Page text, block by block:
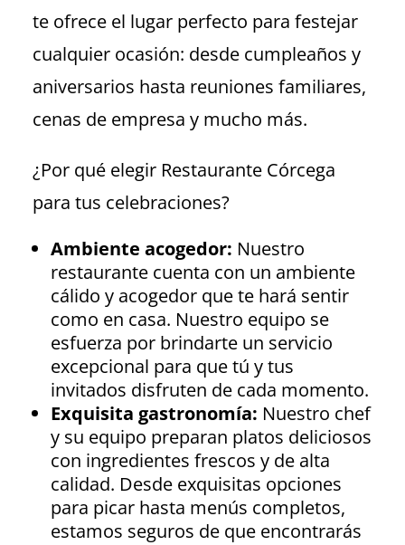
te ofrece el lugar perfecto para festejar
cualquier ocasión: desde cumpleaños y
aniversarios hasta reuniones familiares,
cenas de empresa y mucho más.
¿Por qué elegir Restaurante Córcega
para tus celebraciones?
Ambiente acogedor: Nuestro
restaurante cuenta con un ambiente
cálido y acogedor que te hará sentir
como en casa. Nuestro equipo se
esfuerza por brindarte un servicio
excepcional para que tú y tus
invitados disfruten de cada momento.
Exquisita gastronomía: Nuestro chef
y su equipo preparan platos deliciosos
con ingredientes frescos y de alta
calidad. Desde exquisitas opciones
para picar hasta menús completos,
estamos seguros de que encontrarás